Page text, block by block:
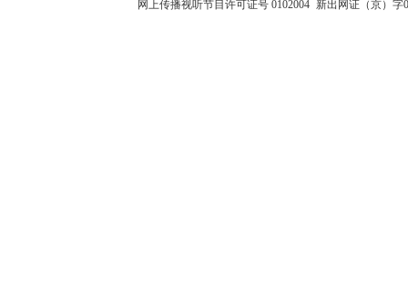
网上传播视听节目许可证号 0102004 新出网证（京）